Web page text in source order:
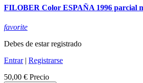
FILOBER Color ESPAÑA 1996 parcial
favorite
Debes de estar registrado
Entrar| Registrarse
50,00 € Precio